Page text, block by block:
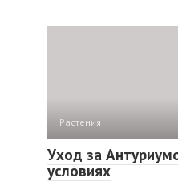
Растения
Уход за
условиях